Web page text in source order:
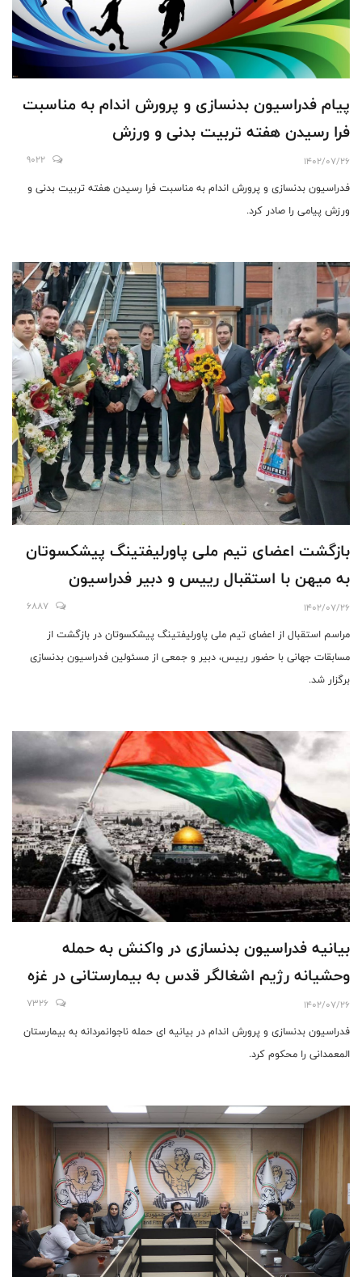
پیام فدراسیون بدنسازی و پرورش اندام به مناسبت
فرا رسیدن هفته تربیت بدنی و ورزش
1402/07/26
9022
فدراسیون بدنسازی و پرورش اندام به مناسبت فرا رسیدن هفته تربیت بدنی و
ورزش پیامی را صادر کرد.
بازگشت اعضای تیم ملی پاورلیفتینگ پیشکسوتان
به میهن با استقبال رییس و دبیر فدراسیون
1402/07/26
6887
مراسم استقبال از اعضای تیم ملی پاورلیفتینگ پیشکسوتان در بازگشت از
مسابقات جهانی با حضور رییس، دبیر و جمعی از مسئولین فدراسیون بدنسازی
برگزار شد.
بیانیه فدراسیون بدنسازی در واکنش به حمله
وحشیانه رژیم اشغالگر قدس به بیمارستانی در غزه
1402/07/26
7326
فدراسیون بدنسازی و پرورش اندام در بیانیه ای حمله ناجوانمردانه به بیمارستان
المعمدانی را محکوم کرد.